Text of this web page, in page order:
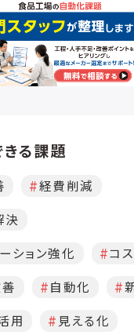
るユーザビリティ
上を追求する食品
得ています。
る課題
経費削減
決
ション強化
コ
自動化
用
見える化